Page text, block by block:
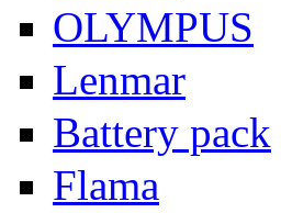
OLYMPUS
Lenmar
Battery pack
Flama